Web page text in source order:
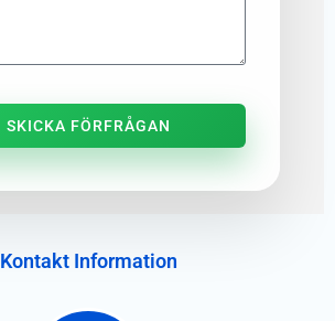
SKICKA FÖRFRÅGAN
Kontakt Information